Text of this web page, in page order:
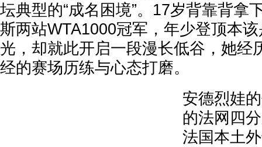
坛典型的“成名困境”。17岁背靠背拿
斯两站WTA1000冠军，年少登顶本
光，却就此开启一段漫长低谷，她经
经的赛场历练与心态打磨。
安德烈娃
的法网四
法国本土